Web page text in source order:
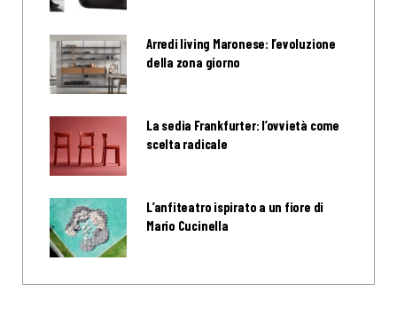
Arredi living Maronese: l’evoluzione
della zona giorno
La sedia Frankfurter: l’ovvietà come
scelta radicale
L’anfiteatro ispirato a un fiore di
Mario Cucinella